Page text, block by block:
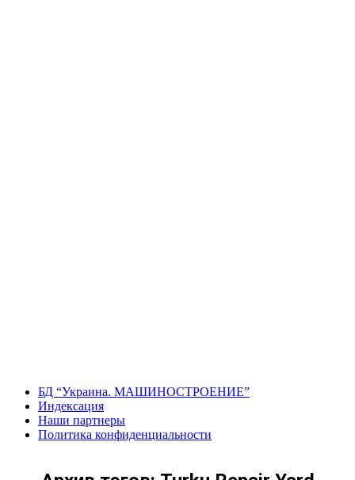
содержанию
БД “Украина. МАШИНОСТРОЕНИЕ”
Индекcация
Наши партнеры
Политика конфиденциальности